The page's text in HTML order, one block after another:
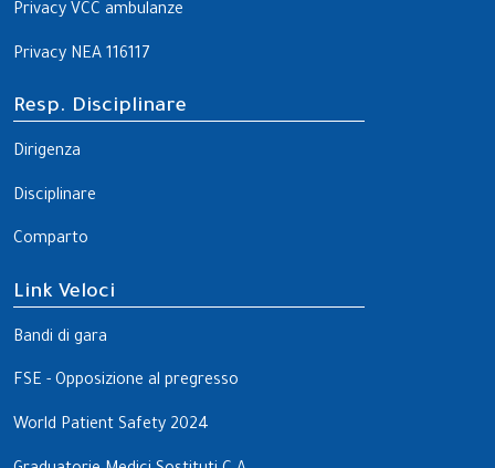
Privacy VCC ambulanze
Privacy NEA 116117
Resp. Disciplinare
Dirigenza
Disciplinare
Comparto
Link Veloci
Bandi di gara
FSE - Opposizione al pregresso
World Patient Safety 2024